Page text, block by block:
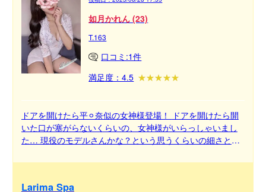
如月かれん (23)
T.163
口コミ:1件
満足度：4.5
ドアを開けたら平⚪︎奈似の女神様登場！ ドアを開けたら開
いた口が塞がらないくらいの、女神様がいらっしゃいまし
た… 現役のモデルさんかな？という思うくらいの細さと画
らなかったです！ こんだけルックスが高かったのですが、
如月かれんさんに振り向いて貰えるように私も自分磨きを
Larima Spa